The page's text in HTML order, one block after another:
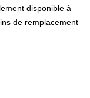
disponible à
de remplacement